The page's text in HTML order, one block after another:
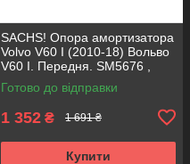
SACHS! Опора амортизатора
Volvo V60 I (2010-18) Вольво
V60 I. Передня. SM5676 ,
803053 , KB652.30
Готово до відправки
1 352 ₴ 1 691 ₴
Купити